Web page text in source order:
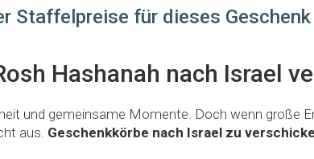
Staffelpreise für dieses Geschenk
Hashanah nach Israel
und gemeinsame Momente. Doch wenn große
aus. Geschenkkörbe nach Israel zu